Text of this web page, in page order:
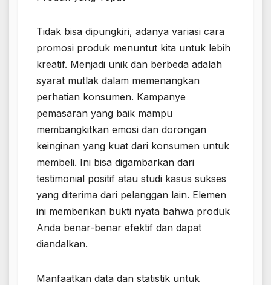
Tidak bisa dipungkiri, adanya variasi cara
promosi produk menuntut kita untuk lebih
kreatif. Menjadi unik dan berbeda adalah
syarat mutlak dalam memenangkan
perhatian konsumen. Kampanye
pemasaran yang baik mampu
membangkitkan emosi dan dorongan
keinginan yang kuat dari konsumen untuk
membeli. Ini bisa digambarkan dari
testimonial positif atau studi kasus sukses
yang diterima dari pelanggan lain. Elemen
ini memberikan bukti nyata bahwa produk
Anda benar-benar efektif dan dapat
diandalkan.
Manfaatkan data dan statistik untuk